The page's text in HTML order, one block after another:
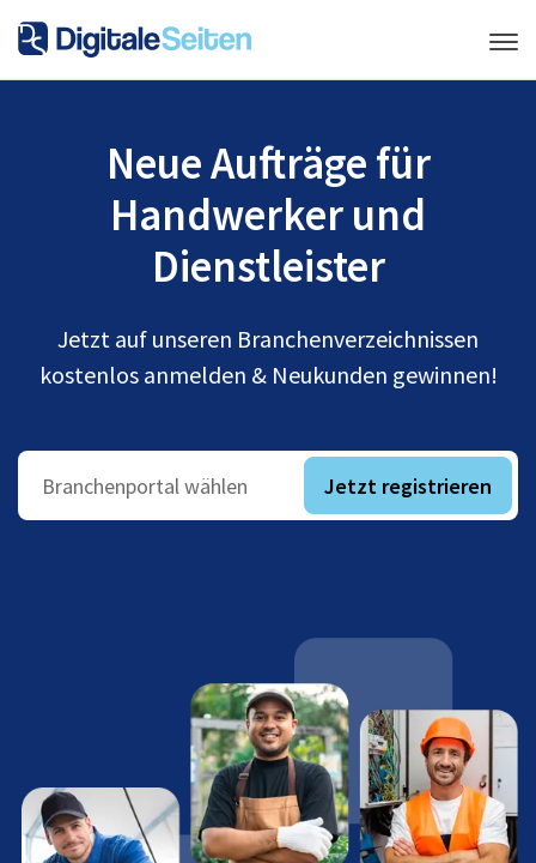
Neue Aufträge für
Handwerker und
Dienstleister
Jetzt auf unseren Branchenverzeichnissen
kostenlos anmelden & Neukunden gewinnen!
Branchenportal wählen Jetzt registrieren